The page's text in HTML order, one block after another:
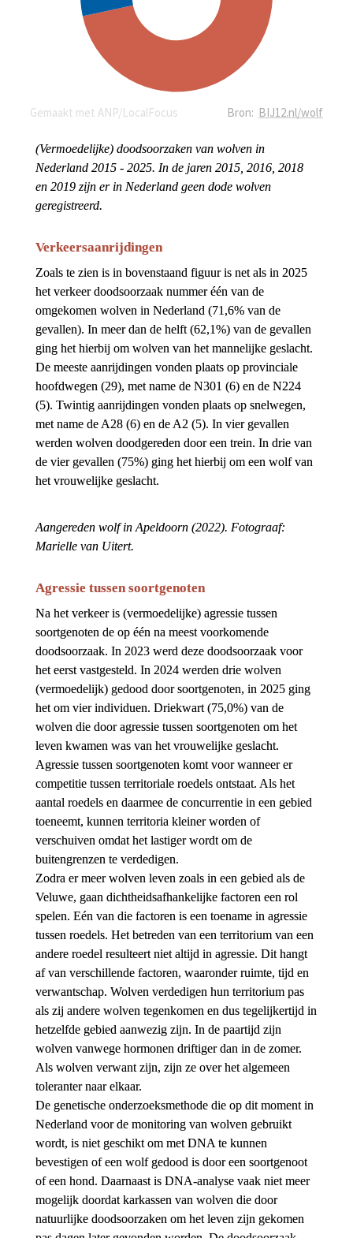
(Vermoedelijke) doodsoorzaken van wolven in
Nederland 2015 - 2025. In de jaren 2015, 2016, 2018
en 2019 zijn er in Nederland geen dode wolven
geregistreerd.
Verkeersaanrijdingen
Zoals te zien is in bovenstaand figuur is net als in 2025
het verkeer doodsoorzaak nummer één van de
omgekomen wolven in Nederland (71,6% van de
gevallen). In meer dan de helft (62,1%) van de gevallen
ging het hierbij om wolven van het mannelijke geslacht.
De meeste aanrijdingen vonden plaats op provinciale
hoofdwegen (29), met name de N301 (6) en de N224
(5). Twintig aanrijdingen vonden plaats op snelwegen,
met name de A28 (6) en de A2 (5). In vier gevallen
werden wolven doodgereden door een trein. In drie van
de vier gevallen (75%) ging het hierbij om een wolf van
het vrouwelijke geslacht.
Aangereden wolf in Apeldoorn (2022). Fotograaf:
Marielle van Uitert.
Agressie tussen soortgenoten
Na het verkeer is (vermoedelijke) agressie tussen
soortgenoten de op één na meest voorkomende
doodsoorzaak. In 2023 werd deze doodsoorzaak voor
het eerst vastgesteld. In 2024 werden drie wolven
(vermoedelijk) gedood door soortgenoten, in 2025 ging
het om vier individuen. Driekwart (75,0%) van de
wolven die door agressie tussen soortgenoten om het
leven kwamen was van het vrouwelijke geslacht.
Agressie tussen soortgenoten komt voor wanneer er
competitie tussen territoriale roedels ontstaat. Als het
aantal roedels en daarmee de concurrentie in een gebied
toeneemt, kunnen territoria kleiner worden of
verschuiven omdat het lastiger wordt om de
buitengrenzen te verdedigen.
Zodra er meer wolven leven zoals in een gebied als de
Veluwe, gaan dichtheidsafhankelijke factoren een rol
spelen. Eén van die factoren is een toename in agressie
tussen roedels. Het betreden van een territorium van een
andere roedel resulteert niet altijd in agressie. Dit hangt
af van verschillende factoren, waaronder ruimte, tijd en
verwantschap. Wolven verdedigen hun territorium pas
als zij andere wolven tegenkomen en dus tegelijkertijd in
hetzelfde gebied aanwezig zijn. In de paartijd zijn
wolven vanwege hormonen driftiger dan in de zomer.
Als wolven verwant zijn, zijn ze over het algemeen
toleranter naar elkaar.
De genetische onderzoeksmethode die op dit moment in
Nederland voor de monitoring van wolven gebruikt
wordt, is niet geschikt om met DNA te kunnen
bevestigen of een wolf gedood is door een soortgenoot
of een hond. Daarnaast is DNA-analyse vaak niet meer
mogelijk doordat karkassen van wolven die door
natuurlijke doodsoorzaken om het leven zijn gekomen